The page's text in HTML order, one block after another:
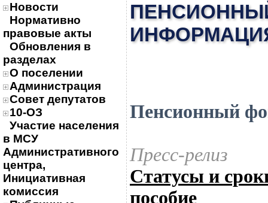
Новости
Нормативно
правовые акты
Обновления в
разделах
О поселении
Администрация
Совет депутатов
10-ОЗ
Участие населения
в МСУ
Административного
центра,
Инициативная
комиссия
Пенсионный
Пресс-релиз
Статусы и
пособие